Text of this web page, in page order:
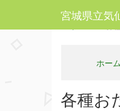
宮城県立気
ホーム
各種お